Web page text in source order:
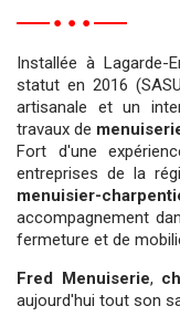
Installée à Lagarde-
statut en 2016
artisanale et un
travaux de
Fort d'une
entreprises de la
menuisier-
accompagnement
fermeture et de
Fred Menuiserie,
aujourd'hui tout son